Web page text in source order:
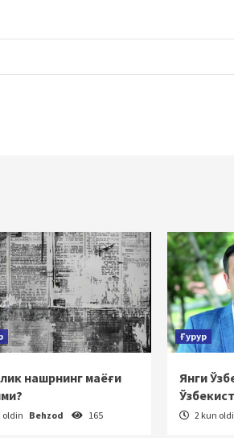
нашрнинг маёғи
oldin Behzod 165
Ғурур
Янги
2 kun